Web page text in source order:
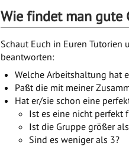
Wie findet man gute
Schaut Euch in Euren Tutorien
beantworten:
Welche Arbeitshaltung hat
Paßt die mit meiner
Hat er/sie schon eine
Ist es eine nicht perfekt
Ist die Gruppe größer
Sind es weniger als 3?